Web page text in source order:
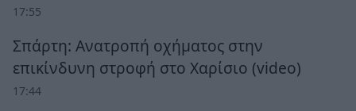
17:55
Σπάρτη: Ανατροπή οχήματος στην
επικίνδυνη στροφή στο Χαρίσιο (video)
17:44